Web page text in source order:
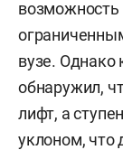
вузе. Однако
обнаружил,
лифт, а
уклоном, что